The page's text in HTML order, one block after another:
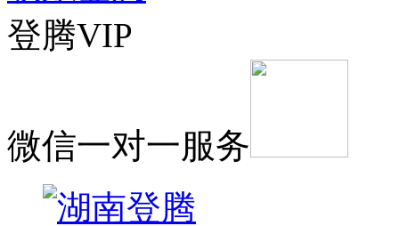
登腾VIP
微信一对一服务